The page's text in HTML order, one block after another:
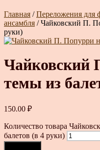
Главная /Переложения для
ансамбля / Чайковский П.
руки)
Чайковский
темы из
150.00 ₽
Количество товара
балетов (в 4 руки)